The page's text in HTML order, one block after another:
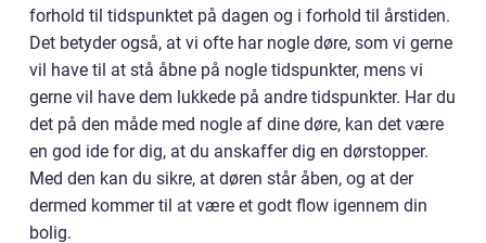
forhold til tidspunktet på dagen og i forhold til årstiden.
Det betyder også, at vi ofte har nogle døre, som vi gerne
vil have til at stå åbne på nogle tidspunkter, mens vi
gerne vil have dem lukkede på andre tidspunkter. Har du
det på den måde med nogle af dine døre, kan det være
en god ide for dig, at du anskaffer dig en dørstopper.
Med den kan du sikre, at døren står åben, og at der
dermed kommer til at være et godt flow igennem din
bolig.